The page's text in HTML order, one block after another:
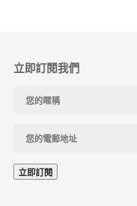
立即訂閱我們